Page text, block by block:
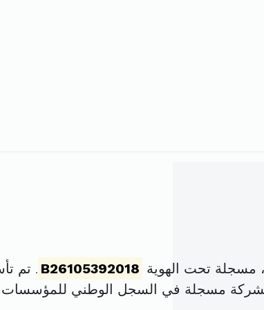
مسجلة تحت الهوية B26105392018 . تم تأسيسها في
مسجلة في السجل الوطني